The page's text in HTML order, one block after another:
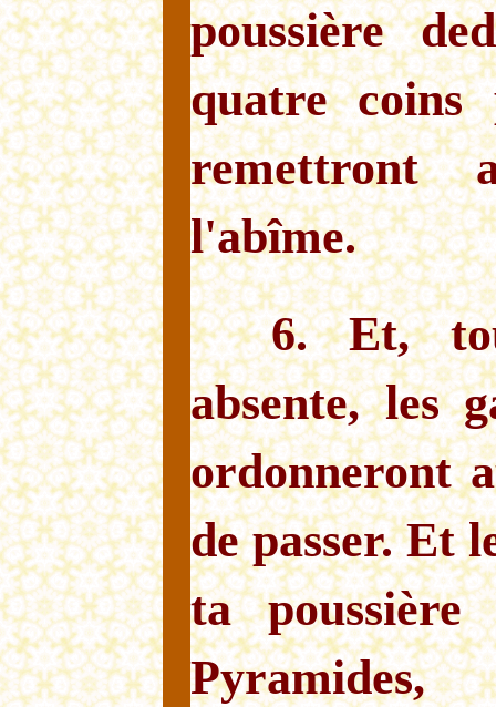
poussière
quatre coins
remettront
l'abîme.
6. Et,
absente, les
ordonneront
de passer. Et
ta